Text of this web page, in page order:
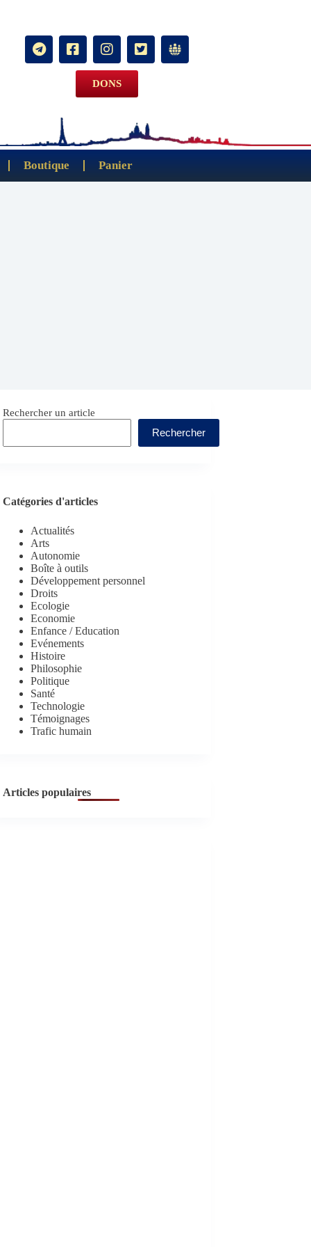
DONS
Boutique Panier
Rechercher un article
Rechercher
Catégories d'articles
Actualités
Arts
Autonomie
Boîte à outils
Développement personnel
Droits
Ecologie
Economie
Enfance / Education
Evénements
Histoire
Philosophie
Politique
Santé
Technologie
Témoignages
Trafic humain
Articles populaires